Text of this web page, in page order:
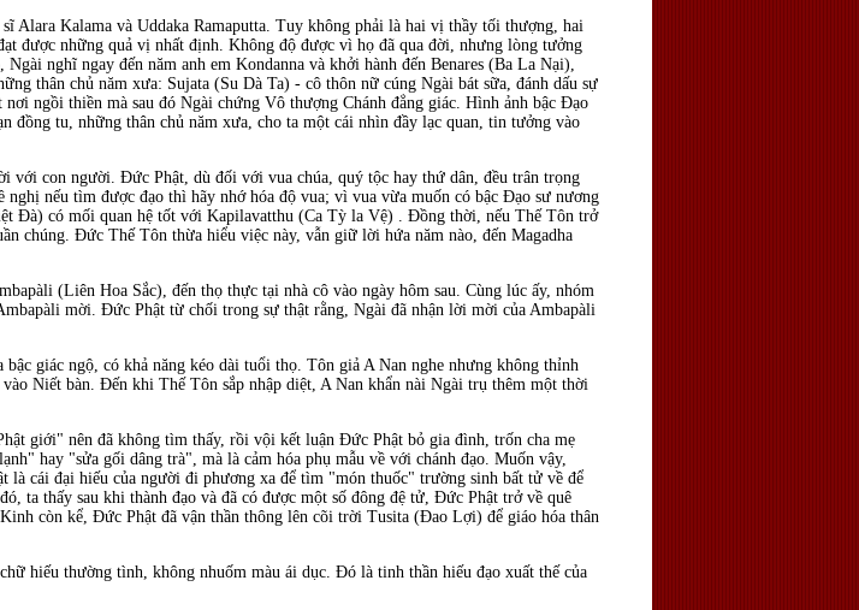
Alara Kalama và Uddaka Ramaputta. Tuy không phải là hai vị thầy tối thượng, hai
được những quả vị nhất định. Không độ được vì họ đã qua đời, nhưng lòng tưởng
nghĩ ngay đến năm anh em Kondanna và khởi hành đến Benares (Ba La Nại),
thân chủ năm xưa: Sujata (Su Dà Ta) - cô thôn nữ cúng Ngài bát sữa, đánh dấu sự
ngồi thiền mà sau đó Ngài chứng Vô thượng Chánh đẳng giác. Hình ảnh bậc Ðạo
đồng tu, những thân chủ năm xưa, cho ta một cái nhìn đầy lạc quan, tin tưởng vào
con người. Ðức Phật, dù đối với vua chúa, quý tộc hay thứ dân, đều trân trọng
nếu tìm được đạo thì hãy nhớ hóa độ vua; vì vua vừa muốn có bậc Ðạo sư nương
Ðà) có mối quan hệ tốt với Kapilavatthu (Ca Tỳ la Vệ) . Ðồng thời, nếu Thế Tôn trở
chúng. Ðức Thế Tôn thừa hiểu việc này, vẫn giữ lời hứa năm nào, đến Magadha
(Liên Hoa Sắc), đến thọ thực tại nhà cô vào ngày hôm sau. Cùng lúc ấy, nhóm
mời. Ðức Phật từ chối trong sự thật rằng, Ngài đã nhận lời mời của Ambapàli
giác ngộ, có khả năng kéo dài tuổi thọ. Tôn giả A Nan nghe nhưng không thỉnh
Niết bàn. Ðến khi Thế Tôn sắp nhập diệt, A Nan khẩn nài Ngài trụ thêm một thời
giới" nên đã không tìm thấy, rồi vội kết luận Ðức Phật bỏ gia đình, trốn cha mẹ
hay "sửa gối dâng trà", mà là cảm hóa phụ mẫu về với chánh đạo. Muốn vậy,
là cái đại hiếu của người đi phương xa để tìm "món thuốc" trường sinh bất tử về để
ta thấy sau khi thành đạo và đã có được một số đông đệ tử, Ðức Phật trở về quê
còn kể, Ðức Phật đã vận thần thông lên cõi trời Tusita (Ðao Lợi) để giáo hóa thân
hiếu thường tình, không nhuốm màu ái dục. Ðó là tinh thần hiếu đạo xuất thế của